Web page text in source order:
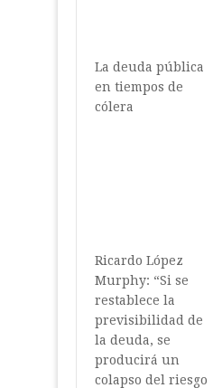
La deuda pública
en tiempos de
cólera
Ricardo López
Murphy: “Si se
restablece la
previsibilidad de
la deuda, se
producirá un
colapso del riesgo